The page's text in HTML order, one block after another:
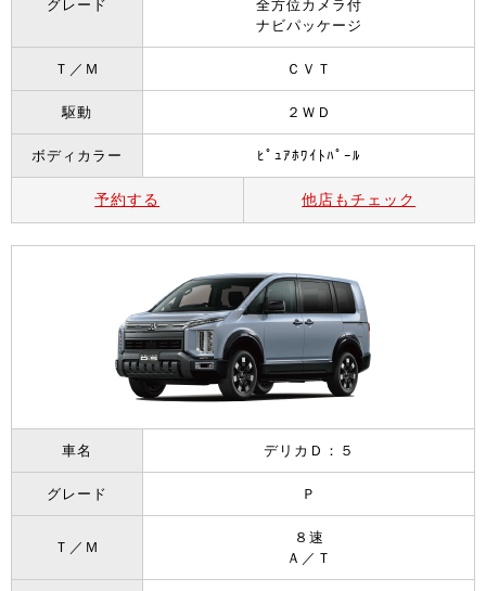
グレード
全方位カメラ付
ナビパッケージ
Ｔ／Ｍ ＣＶＴ
駆動 ２ＷＤ
ボディカラー ﾋﾟｭｱﾎﾜｲﾄﾊﾟｰﾙ
予約する 他店もチェック
車名 デリカＤ：５
グレード Ｐ
Ｔ／Ｍ
８速
Ａ／Ｔ